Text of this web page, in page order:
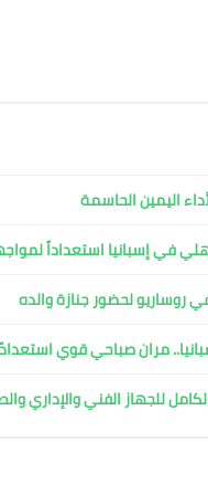
اليمين الحاسمة
في إسبانيا استعداداً
لحضور جنازة والده
مران صباحي قوي
للجهاز الفني والإداري